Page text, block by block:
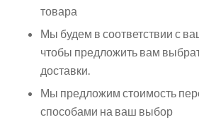
товара
Мы будем в соответствии с
чтобы предложить вам
доставки.
Мы предложим стоимость
способами на ваш выбор